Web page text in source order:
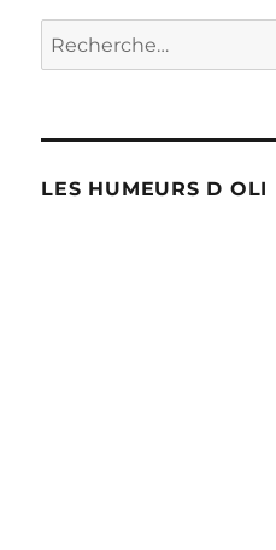
Recherche
pour :
LES HUMEURS D OLI